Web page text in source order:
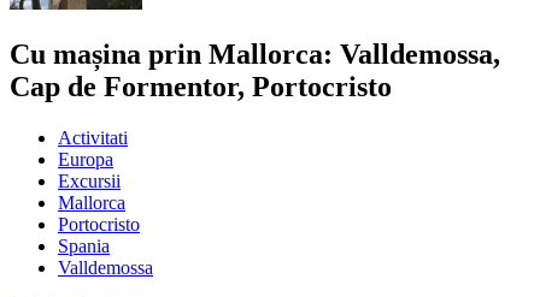
Cu mașina prin Mallorca: Valldemossa,
Cap de Formentor, Portocristo
Activitati
Europa
Excursii
Mallorca
Portocristo
Spania
Valldemossa